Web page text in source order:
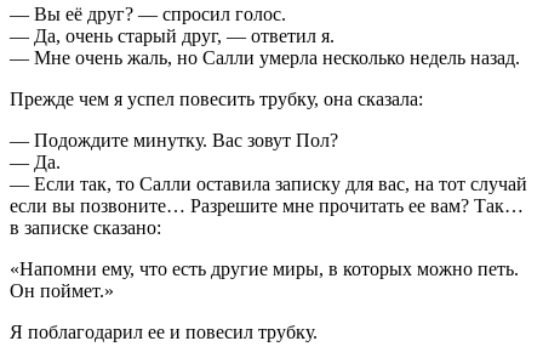
— Вы её друг? — спросил голос.
— Да, очень старый друг, — ответил я.
— Мне очень жаль, но Салли умерла несколько недель назад.
Прежде чем я успел повесить трубку, она сказала:
— Подождите минутку. Вас зовут Пол?
— Да.
— Если так, то Салли оставила записку для вас, на тот случай
если вы позвоните… Разрешите мне прочитать ее вам? Так…
в записке сказано:
«Напомни ему, что есть другие миры, в которых можно петь.
Он поймет.»
Я поблагодарил ее и повесил трубку.